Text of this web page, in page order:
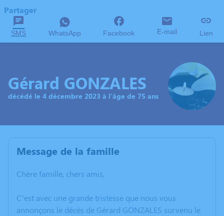
Partager
SMS WhatsApp Facebook E-mail Lien
Gérard GONZALES
décédé le 4 décembre 2023 à l'âge de 75 ans
Message de la famille
Chère famille, chers amis,
C’est avec une grande tristesse que nous vous
annonçons le décès de Gérard GONZALES survenu le